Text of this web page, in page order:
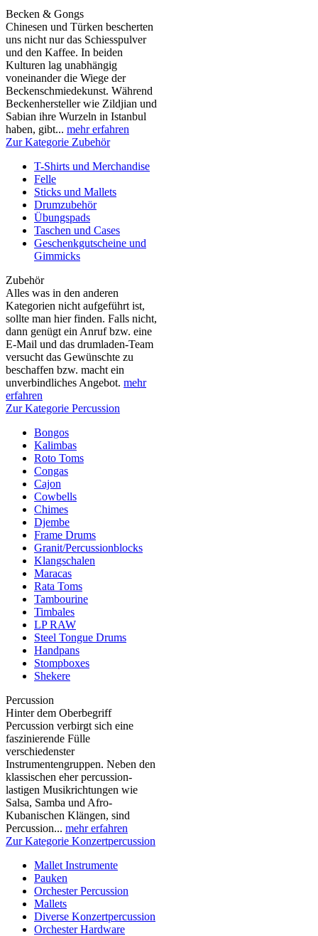
Becken & Gongs
Chinesen und Türken bescherten
uns nicht nur das Schiesspulver
und den Kaffee. In beiden
Kulturen lag unabhängig
voneinander die Wiege der
Beckenschmiedekunst. Während
Beckenhersteller wie Zildjian und
Sabian ihre Wurzeln in Istanbul
haben, gibt... mehr erfahren
Zur Kategorie Zubehör
T-Shirts und Merchandise
Felle
Sticks und Mallets
Drumzubehör
Übungspads
Taschen und Cases
Geschenkgutscheine und
Gimmicks
Zubehör
Alles was in den anderen
Kategorien nicht aufgeführt ist,
sollte man hier finden. Falls nicht,
dann genügt ein Anruf bzw. eine
E-Mail und das drumladen-Team
versucht das Gewünschte zu
beschaffen bzw. macht ein
unverbindliches Angebot. mehr
erfahren
Zur Kategorie Percussion
Bongos
Kalimbas
Roto Toms
Congas
Cajon
Cowbells
Chimes
Djembe
Frame Drums
Granit/Percussionblocks
Klangschalen
Maracas
Rata Toms
Tambourine
Timbales
LP RAW
Steel Tongue Drums
Handpans
Stompboxes
Shekere
Percussion
Hinter dem Oberbegriff
Percussion verbirgt sich eine
faszinierende Fülle
verschiedenster
Instrumentengruppen. Neben den
klassischen eher percussion-
lastigen Musikrichtungen wie
Salsa, Samba und Afro-
Kubanischen Klängen, sind
Percussion... mehr erfahren
Zur Kategorie Konzertpercussion
Mallet Instrumente
Pauken
Orchester Percussion
Mallets
Diverse Konzertpercussion
Orchester Hardware